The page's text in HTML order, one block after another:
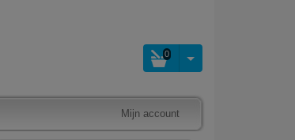
0
Mijn account